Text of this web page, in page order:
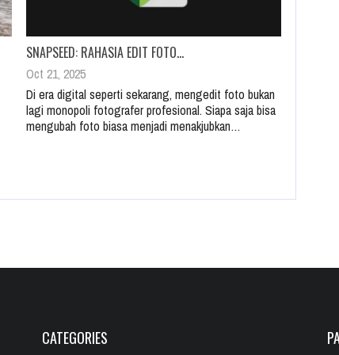
SNAPSEED: RAHASIA EDIT FOTO…
Oct 21, 2025
Di era digital seperti sekarang, mengedit foto bukan
lagi monopoli fotografer profesional. Siapa saja bisa
mengubah foto biasa menjadi menakjubkan…
CATEGORIES